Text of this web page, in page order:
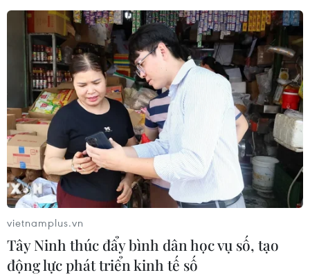
vietnamplus.vn
Tây Ninh thúc đẩy bình dân học vụ số, tạo
động lực phát triển kinh tế số